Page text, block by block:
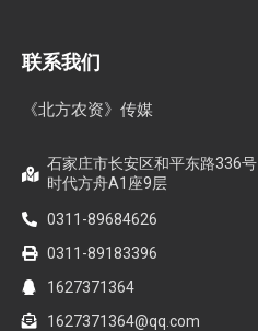
联系我们
《北方农资》传媒
石家庄市长安区和平东路336号
时代方舟A1座9层
0311-89684626
0311-89183396
1627371364
1627371364@qq.com